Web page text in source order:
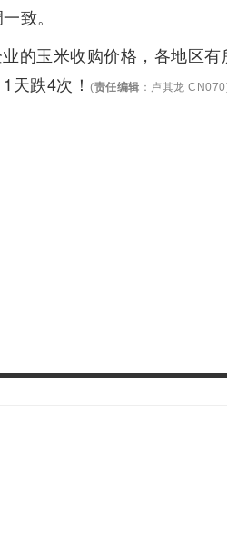
致。
的玉米收购价格，各地区
天跌4次！ (责任编辑 ：卢其龙